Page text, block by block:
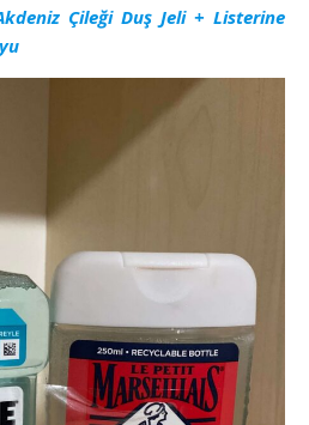
Çileği Duş Jeli + Listerine